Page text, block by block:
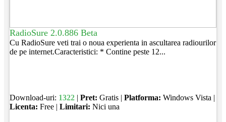
RadioSure 2.0.886 Beta
Cu RadioSure veti trai o noua experienta in ascultarea radiourilor
de pe internet.Caracteristici: * Contine peste 12...
Download-uri: 1322| Pret: Gratis | Platforma: Windows Vista |
Licenta: Free | Limitari: Nici una